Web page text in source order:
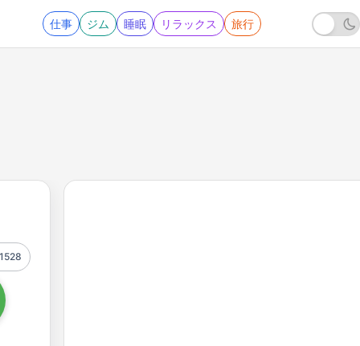
仕事 ジム 睡眠 リラックス 旅行
1528